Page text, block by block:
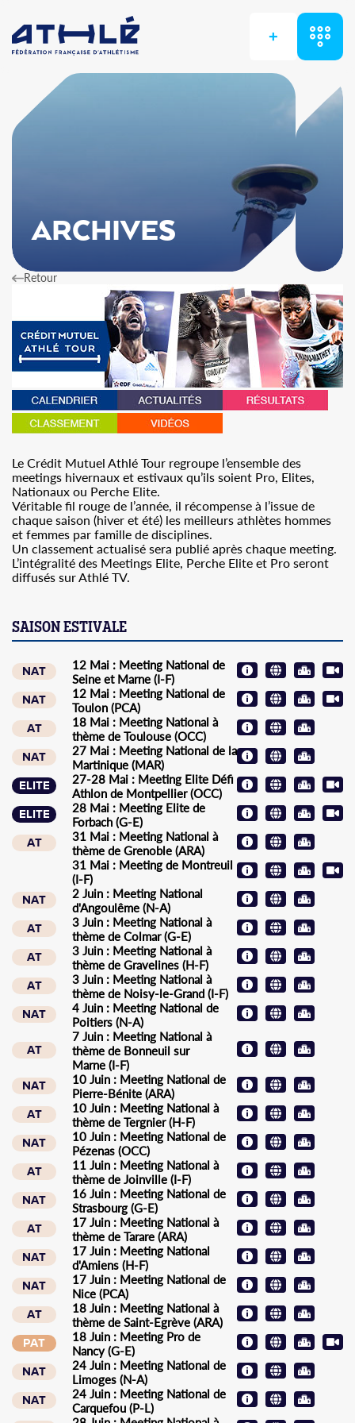
+
ARCHIVES
Retour
Saison hivernale
Règlement
Le Crédit Mutuel Athlé Tour regroupe l’ensemble des
meetings hivernaux et estivaux qu’ils soient Pro, Elites,
Nationaux ou Perche Elite.
Véritable fil rouge de l’année, il récompense à l’issue de
chaque saison (hiver et été) les meilleurs athlètes hommes
et femmes par famille de disciplines.
Un classement actualisé sera publié après chaque meeting.
L’intégralité des Meetings Elite, Perche Elite et Pro seront
diffusés sur Athlé TV.
SAISON ESTIVALE
NAT
12 Mai : Meeting National de
Seine et Marne (I-F)
NAT
12 Mai : Meeting National de
Toulon (PCA)
AT
18 Mai : Meeting National à
thème de Toulouse (OCC)
NAT
27 Mai : Meeting National de la
Martinique (MAR)
ELITE
27-28 Mai : Meeting Elite Défi
Athlon de Montpellier (OCC)
ELITE
28 Mai : Meeting Elite de
Forbach (G-E)
AT
31 Mai : Meeting National à
thème de Grenoble (ARA)
31 Mai : Meeting de Montreuil
(I-F)
NAT
2 Juin : Meeting National
d'Angoulême (N-A)
AT
3 Juin : Meeting National à
thème de Colmar (G-E)
AT
3 Juin : Meeting National à
thème de Gravelines (H-F)
AT
3 Juin : Meeting National à
thème de Noisy-le-Grand (I-F)
NAT
4 Juin : Meeting National de
Poitiers (N-A)
AT
7 Juin : Meeting National à
thème de Bonneuil sur
Marne (I-F)
NAT
10 Juin : Meeting National de
Pierre-Bénite (ARA)
AT
10 Juin : Meeting National à
thème de Tergnier (H-F)
NAT
10 Juin : Meeting National de
Pézenas (OCC)
AT
11 Juin : Meeting National à
thème de Joinville (I-F)
NAT
16 Juin : Meeting National de
Strasbourg (G-E)
AT
17 Juin : Meeting National à
thème de Tarare (ARA)
NAT
17 Juin : Meeting National
d'Amiens (H-F)
NAT
17 Juin : Meeting National de
Nice (PCA)
AT
18 Juin : Meeting National à
thème de Saint-Egrève (ARA)
PAT
18 Juin : Meeting Pro de
Nancy (G-E)
NAT
24 Juin : Meeting National de
Limoges (N-A)
NAT
24 Juin : Meeting National de
Carquefou (P-L)